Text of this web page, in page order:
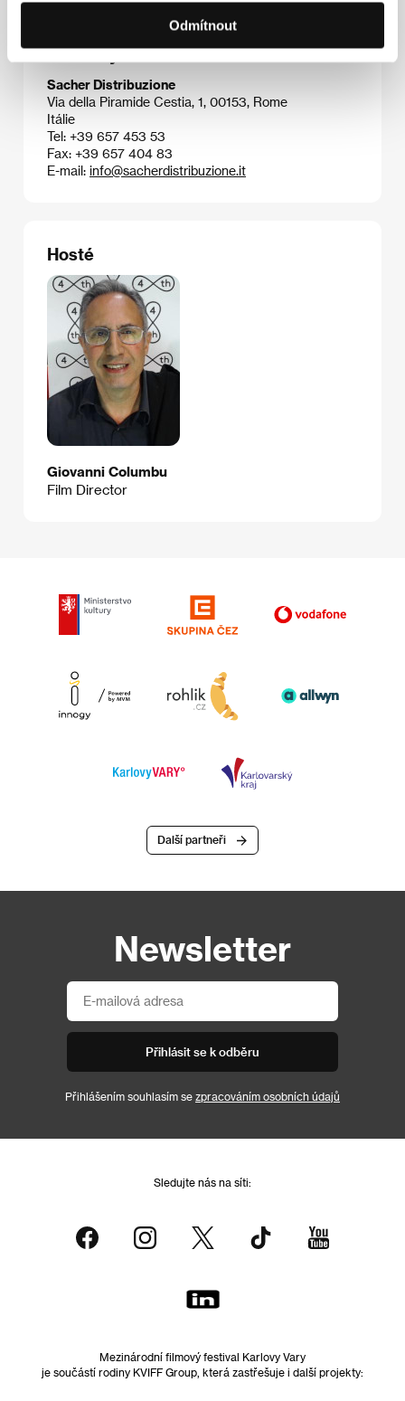
Odmítnout
Kontakty
Sacher Distribuzione
Via della Piramide Cestia, 1, 00153, Rome
Itálie
Tel: +39 657 453 53
Fax: +39 657 404 83
E-mail: info@sacherdistribuzione.it
Hosté
Giovanni Columbu
Film Director
Další partneři
Newsletter
Přihlásit se k odběru
Přihlášením souhlasím se zpracováním osobních údajů
Sledujte nás na síti:
Mezinárodní filmový festival Karlovy Vary
je součástí rodiny KVIFF Group, která zastřešuje i další projekty: